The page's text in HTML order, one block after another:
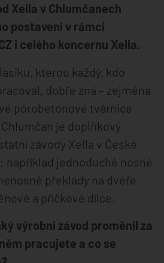
Xella v Chlumčanech
postavení v rámci
i celého koncernu Xella.
kterou každý, kdo
dobře zná – zejména
pórobetonové tvárnice
je doplňkový
závody Xella v České
například jednoduché nosné
překlady na dveře
a příčkové dílce.
výrobní závod proměnil za
pracujete a co se